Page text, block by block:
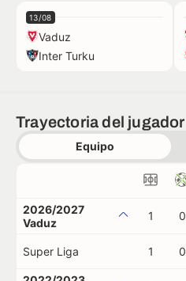
13/08
Vaduz
Inter Turku
Trayectoria del jugador
Equipo
2026/2027
Vaduz
1 0
Super Liga 1 0